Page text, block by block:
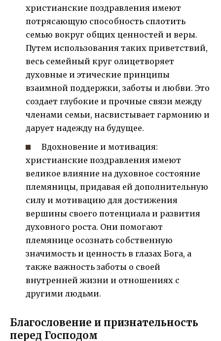
христианские поздравления имеют
потрясающую способность сплотить
семью вокруг общих ценностей и веры.
Путем использования таких приветствий,
весь семейный круг олицетворяет
духовные и этические принципы
взаимной поддержки, заботы и любви. Это
создает глубокие и прочные связи между
членами семьи, насвистывает гармонию и
дарует надежду на будущее.
Вдохновение и мотивация:
христианские поздравления имеют
великое влияние на духовное состояние
племяницы, придавая ей дополнительную
силу и мотивацию для достижения
вершины своего потенциала и развития
духовного роста. Они помогают
племянице осознать собственную
значимость и ценность в глазах Бога, а
также важность заботы о своей
внутренней жизни и отношениях с
другими людьми.
Благословение и признательность
перед Господом